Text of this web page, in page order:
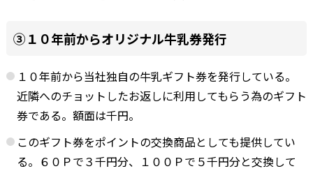
③１０年前からオリジナル牛乳券発行
１０年前から当社独自の牛乳ギフト券を発行している。
近隣へのチョットしたお返しに利用してもらう為のギフト
券である。額面は千円。
このギフト券をポイントの交換商品としても提供してい
る。６０Ｐで３千円分、１００Ｐで５千円分と交換して